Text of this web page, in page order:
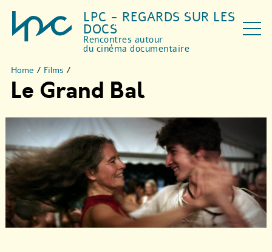
LPC - REGARDS SUR LES
DOCS
Rencontres autour
du cinéma documentaire
Home / Films /
Le Grand Bal